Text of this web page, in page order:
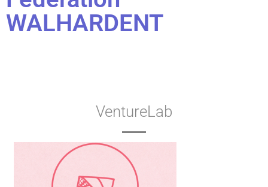
WALHARDENT
VentureLab